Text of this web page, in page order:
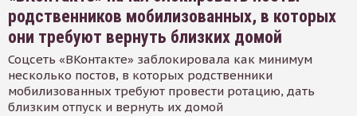
родственников мобилизованных, в которых
они требуют вернуть близких домой
Соцсеть «ВКонтакте» заблокировала как минимум
несколько постов, в которых родственники
мобилизованных требуют провести ротацию, дать
близким отпуск и вернуть их домой